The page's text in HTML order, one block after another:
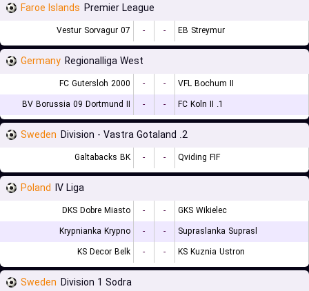
Faroe Islands Premier League
07 Vestur Sorvagur - - EB Streymur
Germany Regionalliga West
FC Gutersloh 2000 - -
VFL Bochum II
BV Borussia 09 Dortmund II
- - 1. FC Koln II
Sweden 2. Division - Vastra Gotaland
Galtabacks BK - - Qviding FIF
Poland IV Liga
DKS Dobre Miasto - -
GKS Wikielec
Krypnianka Krypno
- -
Supraslanka Suprasl
KS Decor Belk
- - KS Kuznia Ustron
Sweden Division 1 Sodra